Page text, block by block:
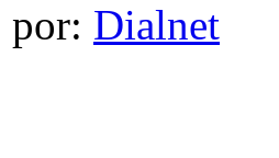
por: